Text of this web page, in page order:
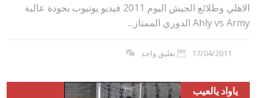
الاهلي وطلائع الجيش اليوم 2011 فيديو يوتيوب بجودة عالية
Ahly vs Army الدوري الممتاز...
17/04/2011 تعليق واحد
ياواد يالعيب